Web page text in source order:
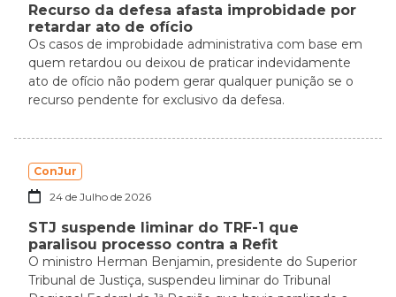
Recurso da defesa afasta improbidade por
retardar ato de ofício
Os casos de improbidade administrativa com base em
quem retardou ou deixou de praticar indevidamente
ato de ofício não podem gerar qualquer punição se o
recurso pendente for exclusivo da defesa.
ConJur
24 de Julho de 2026
STJ suspende liminar do TRF-1 que
paralisou processo contra a Refit
O ministro Herman Benjamin, presidente do Superior
Tribunal de Justiça, suspendeu liminar do Tribunal